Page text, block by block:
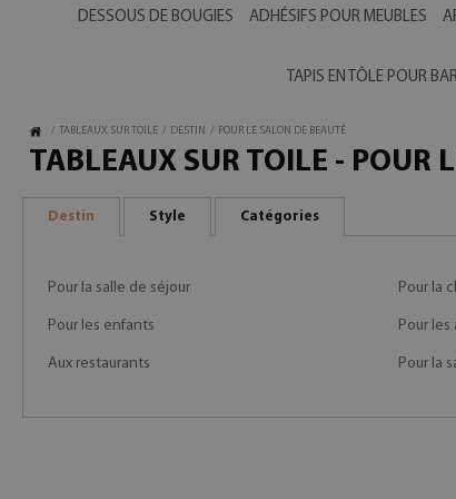
DESSOUS DE BOUGIES ADHÉSIFS POUR MEUBLES
TAPIS EN TÔLE POUR
/ TABLEAUX SUR TOILE / DESTIN / POUR LE SALON DE BEAUTÉ
TABLEAUX SUR TOILE - POUR
Destin Style Catégories
Pour la salle de séjour Pour la
Pour les enfants Pour
Aux restaurants Pour la